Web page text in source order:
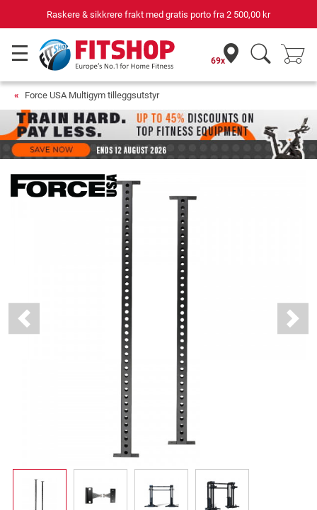
Raskere & sikkrere frakt med gratis porto fra 2 500,00 kr
69x
Force USA Multigym tilleggsutstyr
Previous Next